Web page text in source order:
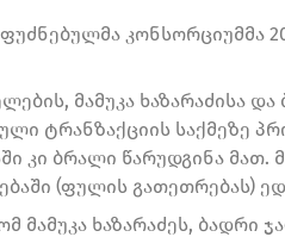
კონსორციუმმა
მამუკა ხაზარაძისა და
ტრანზაქციის საქმეზე
კი ბრალი წარუდგინა მათ.
(ფულის გათეთრებას)
ხაზარაძეს, ბადრი